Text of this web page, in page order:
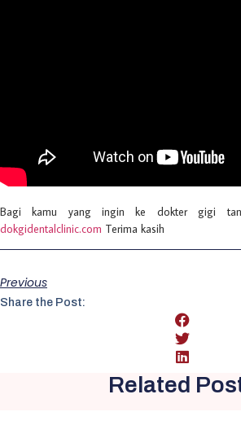
Bagi kamu yang ingin ke dokter gigi
dokgidentalclinic.com Terima kasih
Previous
Share the Post:
Related